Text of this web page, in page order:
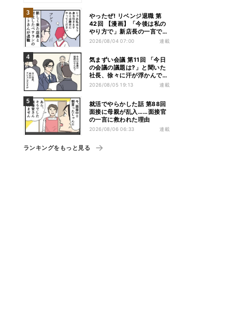
やったぜ! リベンジ退職 第
42回 【漫画】「今後は私の
やり方で」新店長の一言でベ
テラン退職→崩壊した現場
2026/08/04 07:00 連載
気まずい会議 第11回 「今日
の会議の議題は?」と聞いた
社長、徐々に汗が浮かんでき
た
2026/08/05 19:13 連載
就活でやらかした話 第88回
面接に母親が乱入……面接官
の一言に救われた理由
2026/08/06 06:33 連載
ランキングをもっと見る